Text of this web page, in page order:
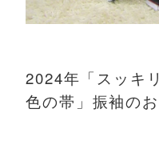
2024年「スッキ
色の帯」振袖の